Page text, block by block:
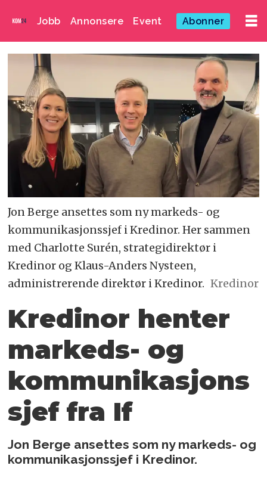
Jobb Annonsere Event Abonner
Jon Berge ansettes som ny markeds- og
kommunikasjonssjef i Kredinor. Her sammen
med Charlotte Surén, strategidirektør i
Kredinor og Klaus-Anders Nysteen,
administrerende direktør i Kredinor. Kredinor
Kredinor henter
markeds- og
kommunikasjons
sjef fra If
Jon Berge ansettes som ny markeds- og
kommunikasjonssjef i Kredinor.